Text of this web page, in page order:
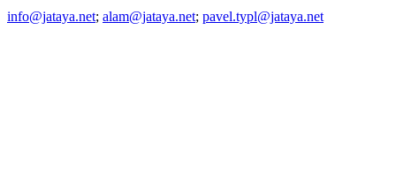
info@jataya.net; alam@jataya.net; pavel.typl@jataya.net